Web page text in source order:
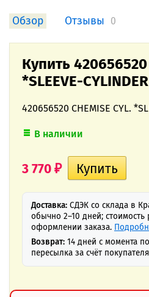
Обзор Отзывы 0
Купить 420656520
*SLEEVE-CYLINDER
420656520 CHEMISE CYL.
В наличии
3 770 ₽
Доставка: СДЭК со склада в
обычно 2–10 дней; стоимость
оформлении заказа.
Возврат: 14 дней с момента
пересылка за счёт